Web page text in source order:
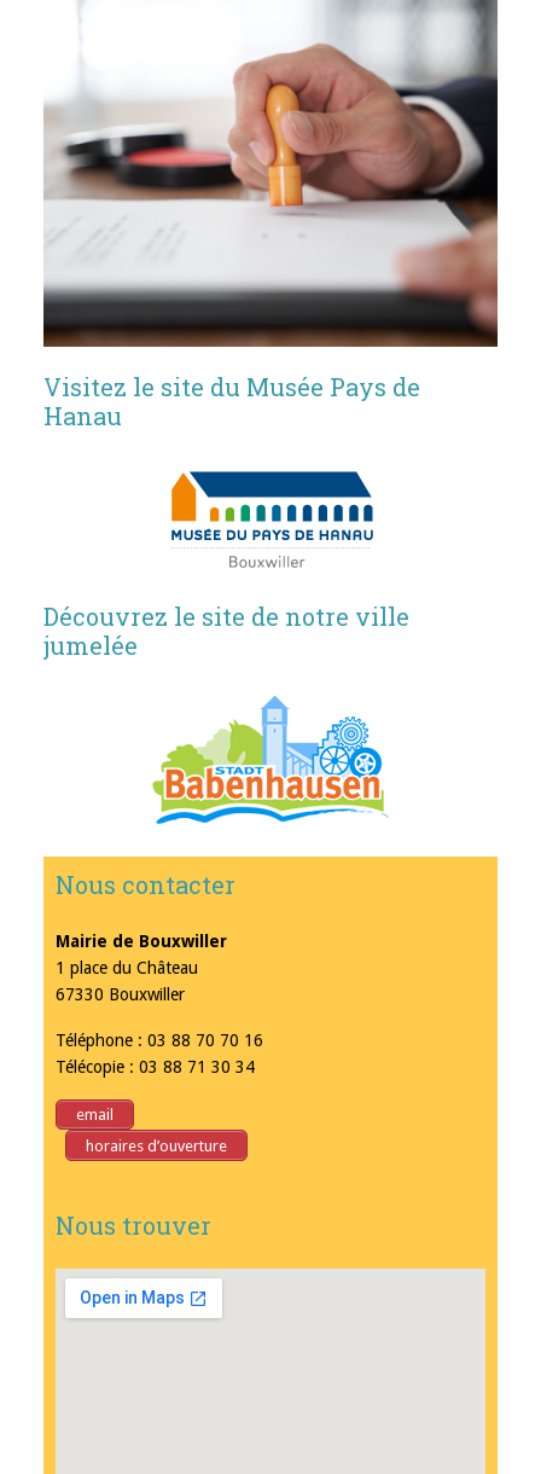
Visitez le site du Musée Pays de
Hanau
Découvrez le site de notre ville
jumelée
Nous contacter
Mairie de Bouxwiller
1 place du Château
67330 Bouxwiller
Téléphone : 03 88 70 70 16
Télécopie : 03 88 71 30 34
email
horaires d’ouverture
Nous trouver